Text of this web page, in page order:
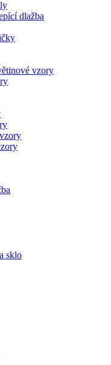
dlažba
vzory
sklo